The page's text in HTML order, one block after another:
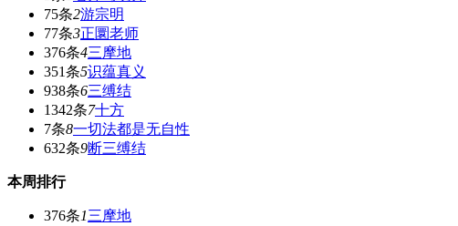
75条2游宗明
77条3正圜老师
376条4三摩地
351条5识蕴真义
938条6三缚结
1342条7十方
7条8一切法都是无自性
632条9断三缚结
本周排行
376条1三摩地